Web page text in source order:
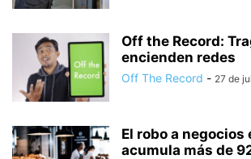
Off the Record:
encienden redes
Off The Record - 27 de
El robo a negocios
acumula más de